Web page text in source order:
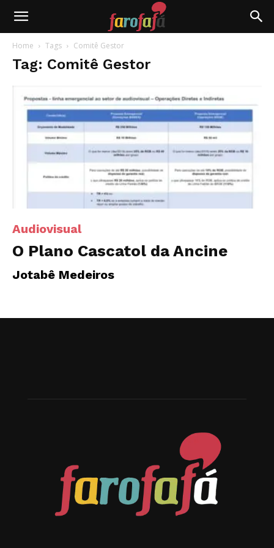
Farofafá
Home Tags Comitê Gestor
Tag: Comitê Gestor
Audiovisual
O Plano Cascatol da Ancine
Jotabê Medeiros